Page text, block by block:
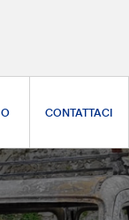
CONTATTACI